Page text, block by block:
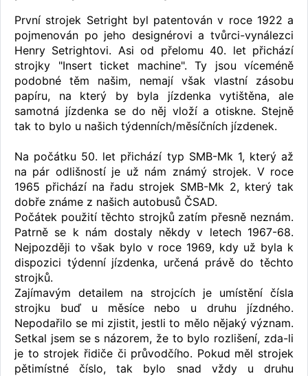
První strojek Setright byl patentován v roce 1922 a
pojmenován po jeho designérovi a tvůrci-vynálezci
Henry Setrightovi. Asi od přelomu 40. let přichází
strojky "Insert ticket machine". Ty jsou víceméně
podobné těm našim, nemají však vlastní zásobu
papíru, na který by byla jízdenka vytištěna, ale
samotná jízdenka se do něj vloží a otiskne. Stejně
tak to bylo u našich týdenních/měsíčních jízdenek.
Na počátku 50. let přichází typ SMB-Mk 1, který až
na pár odlišností je už nám známý strojek. V roce
1965 přichází na řadu strojek SMB-Mk 2, který tak
dobře známe z našich autobusů ČSAD.
Počátek použití těchto strojků zatím přesně neznám.
Patrně se k nám dostaly někdy v letech 1967-68.
Nejpozději to však bylo v roce 1969, kdy už byla k
dispozici týdenní jízdenka, určená právě do těchto
strojků.
Zajímavým detailem na strojcích je umístění čísla
strojku buď u měsíce nebo u druhu jízdného.
Nepodařilo se mi zjistit, jestli to mělo nějaký význam.
Setkal jsem se s názorem, že to bylo rozlišení, zda-li
je to strojek řidiče či průvodčího. Pokud měl strojek
pětimístné číslo, tak bylo snad vždy u druhu